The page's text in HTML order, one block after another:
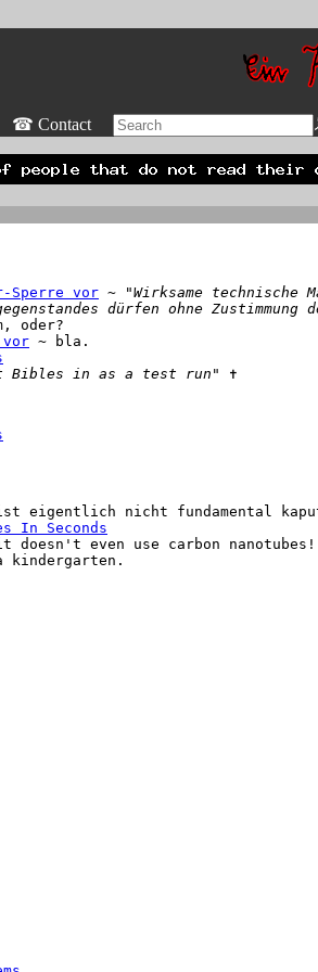
☎ Contact
Sperre vor ~
"Wirksame technische
dürfen ohne Zustimmung
oder?
vor ~ bla.
Bibles in as a test run"
✝
eigentlich nicht fundamental
In Seconds
doesn't even use carbon nanotubes!
kindergarten.